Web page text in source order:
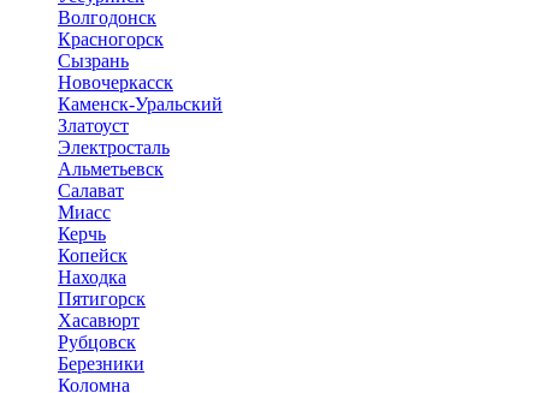
Волгодонск
Красногорск
Сызрань
Новочеркасск
Каменск-Уральский
Златоуст
Электросталь
Альметьевск
Салават
Миасс
Керчь
Копейск
Находка
Пятигорск
Хасавюрт
Рубцовск
Березники
Коломна